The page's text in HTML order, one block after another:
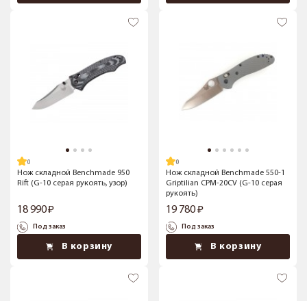
Нож складной Benchmade 950
Rift (G-10 серая рукоять, узор)
18 990
Под заказ
В корзину
Нож складной Benchmade 550-1
Griptilian CPM-20CV (G-10 серая
рукоять)
19 780
Под заказ
В корзину